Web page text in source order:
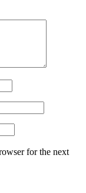
for the next